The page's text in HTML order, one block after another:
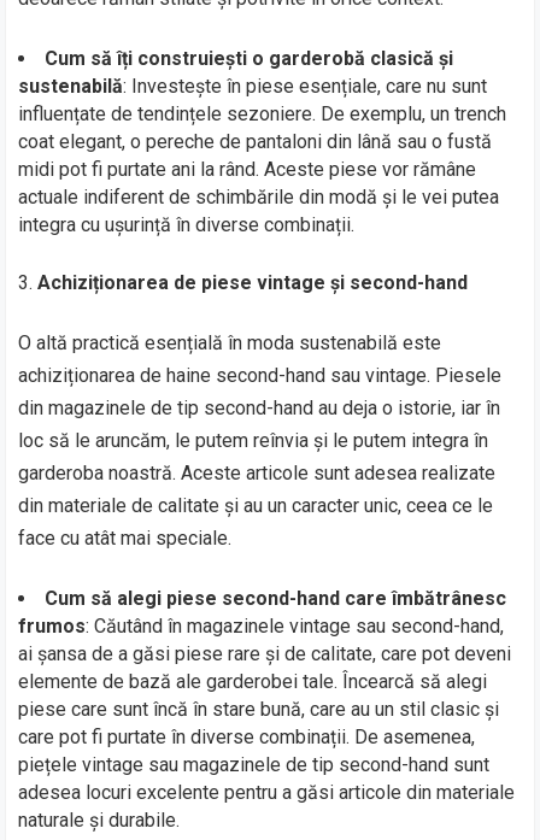
Cum să îți construiești o garderobă clasică și
sustenabilă: Investește în piese esențiale, care nu sunt
influențate de tendințele sezoniere. De exemplu, un trench
coat elegant, o pereche de pantaloni din lână sau o fustă
midi pot fi purtate ani la rând. Aceste piese vor rămâne
actuale indiferent de schimbările din modă și le vei putea
integra cu ușurință în diverse combinații.
Achiziționarea de piese vintage și second-hand
O altă practică esențială în moda sustenabilă este
achiziționarea de haine second-hand sau vintage. Piesele
din magazinele de tip second-hand au deja o istorie, iar în
loc să le aruncăm, le putem reînvia și le putem integra în
garderoba noastră. Aceste articole sunt adesea realizate
din materiale de calitate și au un caracter unic, ceea ce le
face cu atât mai speciale.
Cum să alegi piese second-hand care îmbătrânesc
frumos: Căutând în magazinele vintage sau second-hand,
ai șansa de a găsi piese rare și de calitate, care pot deveni
elemente de bază ale garderobei tale. Încearcă să alegi
piese care sunt încă în stare bună, care au un stil clasic și
care pot fi purtate în diverse combinații. De asemenea,
piețele vintage sau magazinele de tip second-hand sunt
adesea locuri excelente pentru a găsi articole din materiale
naturale și durabile.